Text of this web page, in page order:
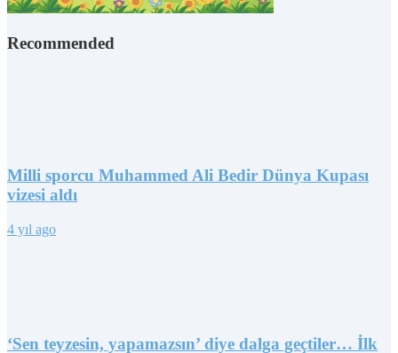
Recommended
Milli sporcu Muhammed Ali Bedir Dünya Kupası
vizesi aldı
4 yıl ago
‘Sen teyzesin, yapamazsın’ diye dalga geçtiler… İlk